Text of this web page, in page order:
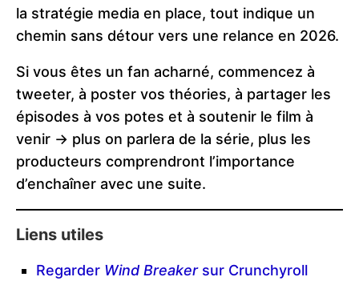
la stratégie media en place, tout indique un
chemin sans détour vers une relance en 2026.
Si vous êtes un fan acharné, commencez à
tweeter, à poster vos théories, à partager les
épisodes à vos potes et à soutenir le film à
venir -> plus on parlera de la série, plus les
producteurs comprendront l’importance
d’enchaîner avec une suite.
Liens utiles
Regarder Wind Breakersur Crunchyroll